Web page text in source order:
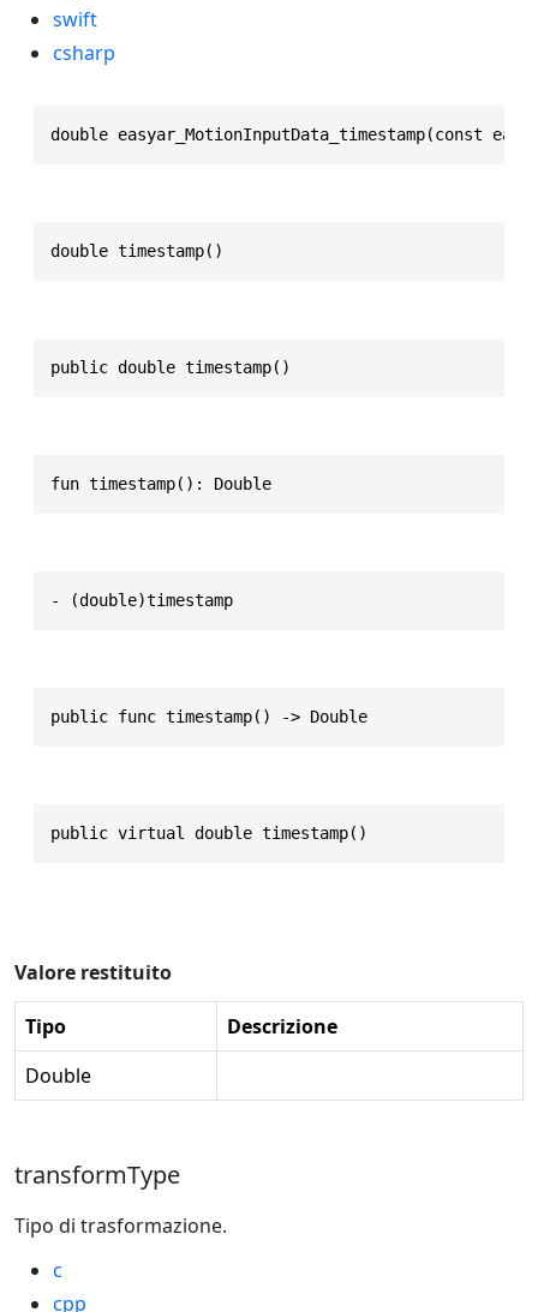
swift
csharp
double easyar_MotionInputData_timestamp(const
double timestamp()
public double timestamp()
fun timestamp(): Double
- (double)timestamp
public func timestamp() -> Double
public virtual double timestamp()
Valore restituito
Tipo
Descrizione
Double
transformType
Tipo di trasformazione.
c
cpp